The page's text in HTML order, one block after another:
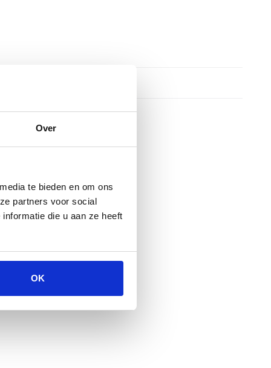
Over
te bieden en om ons
partners voor social
die u aan ze heeft
OK